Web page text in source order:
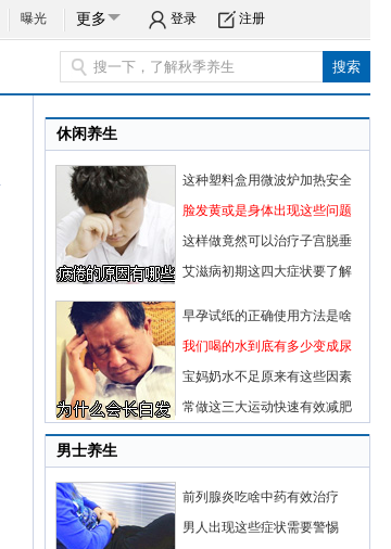
曝光 更多 登录 注册
休闲养生
这种塑料盒用微波炉加热安全
脸发黄或是身体出现这些问题
这样做竟然可以治疗子宫脱垂
艾滋病初期这四大症状要了解
早孕试纸的正确使用方法是啥
我们喝的水到底有多少变成尿
宝妈奶水不足原来有这些因素
常做这三大运动快速有效减肥
男士养生
前列腺炎吃啥中药有效治疗
男人出现这些症状需要警惕